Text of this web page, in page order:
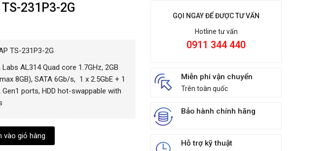
231P3-2G
TS-231P3-2G
AL314 Quad core 1.7GHz, 2GB
8GB), SATA 6Gb/s, 1 x 2.5GbE + 1
Gen1 ports, HDD hot-swappable with
số lượng
vào giỏ hàng
GỌI NGAY ĐỂ ĐƯỢC TƯ VẤN
Hotline tư vấn
0911 344 440
Miễn phí vận chuyển
Trên toàn quốc
Bảo hành chính hãng
Hỗ trợ kỹ thuật